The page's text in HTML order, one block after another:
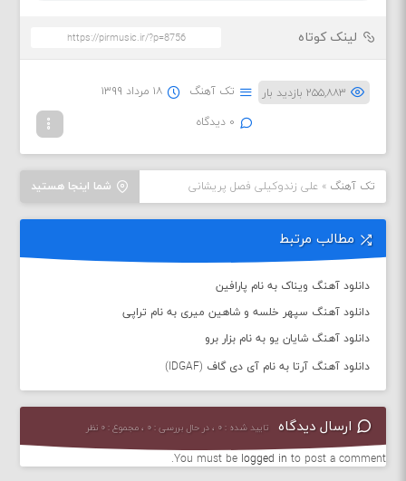
لینک کوتاه
۲۵۵,۸۸۳ بازدید بار تک آهنگ ۱۸ مرداد ۱۳۹۹
۰ دیدگاه
شما اینجا هستید تک آهنگ »علی زندوکیلی فصل پریشانی
مطالب مرتبط
دانلود آهنگ ویناک به نام پارافین
دانلود آهنگ سپهر خلسه و شاهین میری به نام تراپی
دانلود آهنگ شایان یو به نام بزار برو
دانلود آهنگ آرتا به نام آی دی گاف (IDGAF)
ارسال دیدگاه تایید شده : ۰ ، در حال بررسی : ۰ ، مجموع : ۰ نظر
You must be logged in to post a comment.